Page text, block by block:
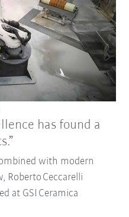
has found a
with modern
Roberto Ceccarelli
at GSI Ceramica